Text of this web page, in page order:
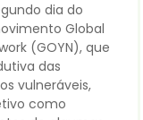
dia do
Global
(GOYN), que
das
vulneráveis,
como